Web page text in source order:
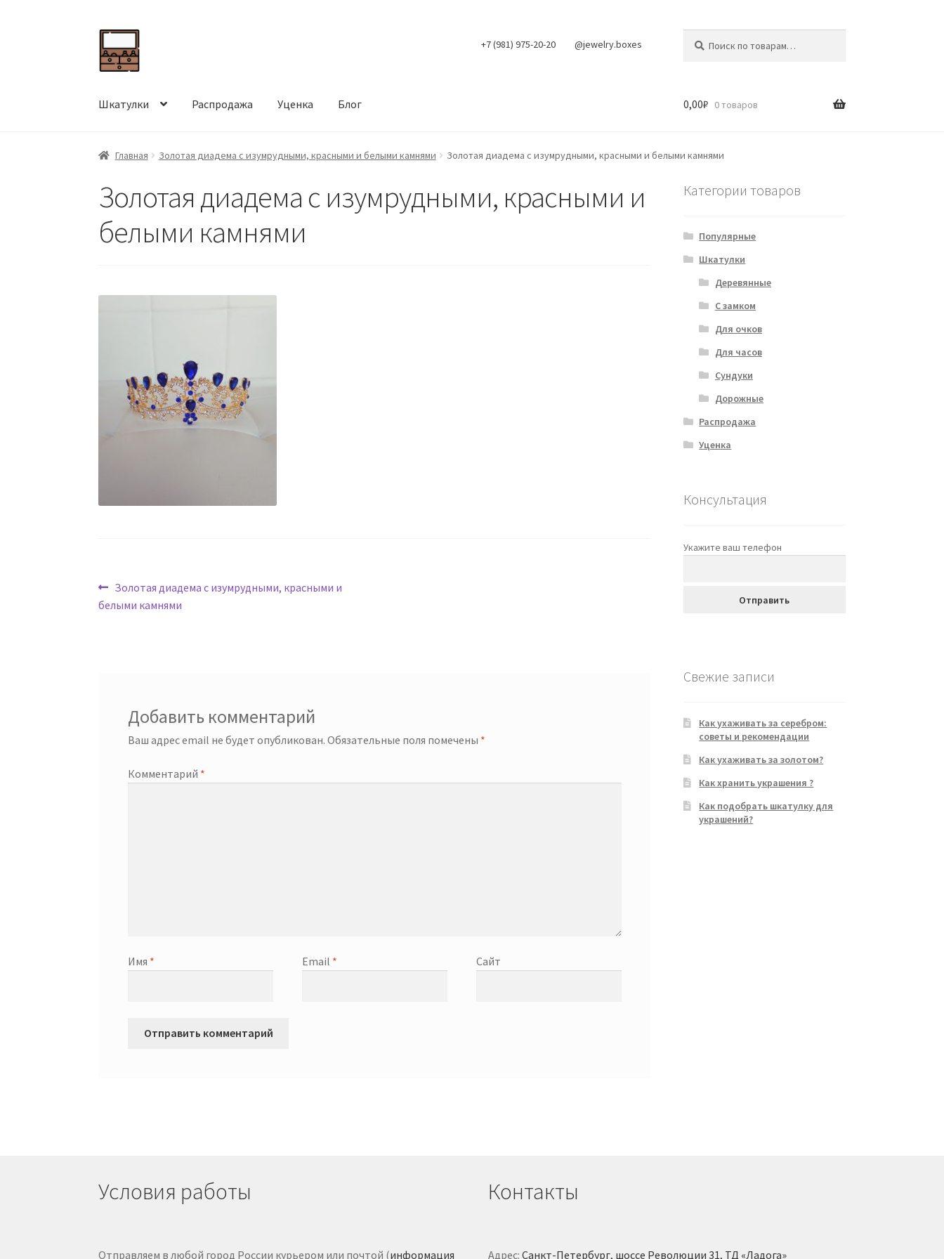
Перейти
к
навигации
Перейти
к
содержимому
+7 (981) 975-20-20 @jewelry.boxes
Шкатулки Распродажа Уценка Блог 0,00₽ 0 товаров
Главная Золотая диадема с изумрудными, красными и белыми камнями Золотая диадема с изумрудными, красными и белыми камнями
Золотая диадема с изумрудными, красными и
белыми камнями
Навигация
по
Предыдущая
запись:
Золотая диадема с изумрудными, красными и
белыми камнями
Добавить комментарий
Ваш адрес email не будет опубликован. Обязательные поля помечены *
Комментарий *
Имя * Email * Сайт
Категории товаров
Популярные
Шкатулки
Деревянные
С замком
Для очков
Для часов
Сундуки
Дорожные
Распродажа
Уценка
Консультация
Укажите ваш телефон
Свежие записи
Как ухаживать за серебром:
советы и рекомендации
Как ухаживать за золотом?
Как хранить украшения ?
Как подобрать шкатулку для
украшений?
Условия работы
Отправляем в любой город России курьером или почтой (информация
Контакты
Адрес:Санкт-Петербург, шоссе Революции 31, ТД «Ладога»